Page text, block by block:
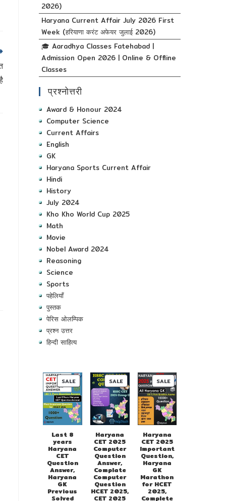
2026)
Haryana Current Affair July 2026 First
Week (हरियाणा करंट अफेयर जुलाई 2026)
🎓 Aaradhya Classes Fatehabad |
Admission Open 2026 | Online & Offline
Classes
प्रश्नोत्तरी
Award & Honour 2024
Computer Science
Current Affairs
English
GK
Haryana Sports Current Affair
Hindi
History
July 2024
Kho Kho World Cup 2025
Math
Movie
Nobel Award 2024
Reasoning
Science
Sports
पहेलियाँ
पुस्तक
पेरिस ओलम्पिक
प्रश्न उत्तर
हिन्दी साहित्य
SALEPRODUCT
ON
SALE
Last 8
years
Haryana
CET
Question
Answer,
Haryana
GK
Previous
Solved
SALEPRODUCT
ON
SALE
Haryana
CET 2025
Computer
Question
Answer,
Complate
Computer
Question
HCET 2025,
CET 2025
SALEPRODUCT
ON
SALE
Haryana
CET 2025
Important
Question,
Haryana
GK
Marathon
for HCET
2025,
Complete